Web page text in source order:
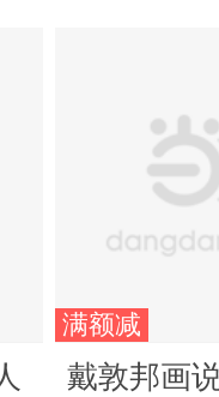
满额减
戴敦邦画